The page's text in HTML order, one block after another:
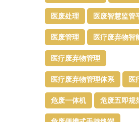
医废处理 医废智慧监管
医废管理 医疗废弃物智
医疗废弃物管理​
医疗废弃物管理体系 医
危废一体机 危废五即规